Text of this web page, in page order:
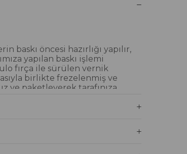
öncesi hazırlığı yapılır,
yapılan baskı işlemi
fırça ile sürülen vernik
birlikte frezelenmiş ve
ve paketleyerek tarafınıza